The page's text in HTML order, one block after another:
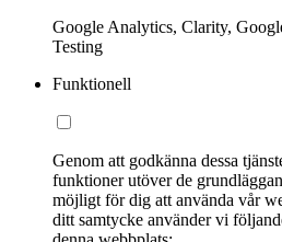
Google Analytics, Clarity,
Testing
Funktionell
Genom att godkänna dessa
funktioner utöver de
möjligt för dig att använda vår
ditt samtycke använder vi